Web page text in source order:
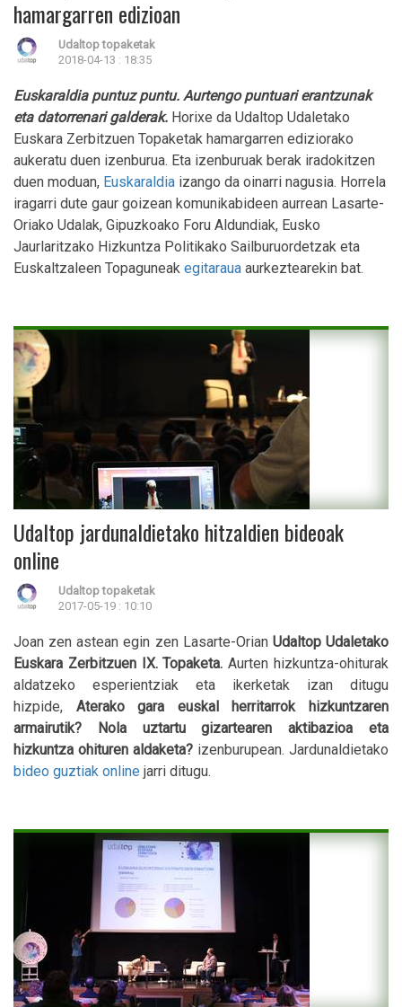
hamargarren edizioan
Udaltop topaketak
2018-04-13 : 18:35
Euskaraldia puntuz puntu. Aurtengo puntuari erantzunak
eta datorrenari galderak. Horixe da Udaltop Udaletako
Euskara Zerbitzuen Topaketak hamargarren ediziorako
aukeratu duen izenburua. Eta izenburuak berak iradokitzen
duen moduan, Euskaraldia izango da oinarri nagusia. Horrela
iragarri dute gaur goizean komunikabideen aurrean Lasarte-
Oriako Udalak, Gipuzkoako Foru Aldundiak, Eusko
Jaurlaritzako Hizkuntza Politikako Sailburuordetzak eta
Euskaltzaleen Topaguneak egitaraua aurkeztearekin bat.
Udaltop jardunaldietako hitzaldien bideoak
online
Udaltop topaketak
2017-05-19 : 10:10
Joan zen astean egin zen Lasarte-Orian Udaltop Udaletako
Euskara Zerbitzuen IX. Topaketa. Aurten hizkuntza-ohiturak
aldatzeko esperientziak eta ikerketak izan ditugu
hizpide, Aterako gara euskal herritarrok hizkuntzaren
armairutik? Nola uztartu gizartearen aktibazioa eta
hizkuntza ohituren aldaketa? izenburupean. Jardunaldietako
bideo guztiak online jarri ditugu.